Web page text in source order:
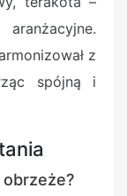
z
spójną i